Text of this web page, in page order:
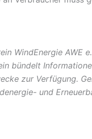
WindEnergie AWE
bündelt
zur Verfügung.
und